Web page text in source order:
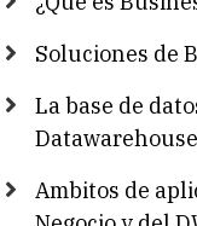
Soluciones de
La base de
Ambitos de